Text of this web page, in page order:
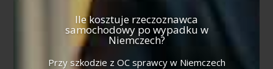
Ile kosztuje rzeczoznawca
samochodowy po wypadku w
Niemczech?
Przy szkodzie z OC sprawcy w Niemczech